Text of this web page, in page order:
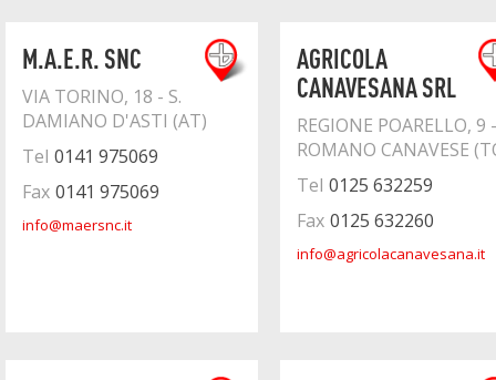
M.A.E.R. SNC
VIA TORINO, 18 - S.
DAMIANO D'ASTI (AT)
Tel 0141 975069
Fax 0141 975069
info@maersnc.it
AGRICOLA
CANAVESANA SRL
REGIONE POARELLO, 9 -
ROMANO CANAVESE
Tel 0125 632259
Fax 0125 632260
info@agricolacanavesana.it